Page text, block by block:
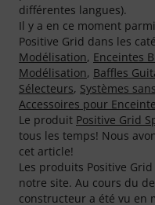
différentes langues).
Il y a en ce moment
Positive Grid dans les
Modélisation, Enceintes
Modélisation, Baffles
Sélecteurs, Systèmes
Accessoires pour
Le produit Positive Grid
tous les temps! Nous
cet article!
Les produits Positive
notre site. Au cours du
constructeur a été vu en